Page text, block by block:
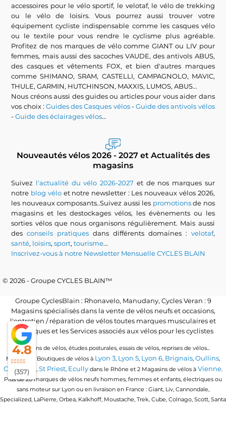
accessoires pour le vélo sportif, le velotaf, le vélo de trekking
ou le vélo de loisirs. Vous pourrez aussi trouver votre
équipement cycliste indispensable comme les casques vélo
ou le textile pour vous rendre le cyclisme plus agréable.
Profitez de nos marques de vélo comme GIANT ou LIV pour
femmes, mais aussi des sacoches VAUDE, des antivols ABUS,
des casques et vêtements FOX, et bien d'autres marques
comme SHIMANO, SRAM, CASTELLI, CAMPAGNOLO, MAVIC,
THULE, GARMIN, HUTCHINSON, MAXXIS, LUMOS, ABUS...
Nous créons aussi des guides ou articles pour vous aider dans
vos choix :Guides des Casques vélos-Guide des antivols vélos
-Guide des éclairages vélos...
Nouveautés vélos 2026 - 2027 et Actualités des
magasins
Suivez l'actualité du vélo 2026-2027 et de nos marques sur
notre blog véloet notre newsletter : Les nouveaux vélos 2026,
les nouveaux composants..Suivez aussi les promotionsde nos
magasins et les destockages vélos, les évènements ou les
sorties vélos que nous organisons régulièrement. Mais aussi
desconseils pratiques dans différents domaines : velotaf,
santé, loisirs,sport,tourisme...
Inscrivez-vous à notre Newsletter Mensuelle CYCLES BLAIN
© 2026 - Groupe CYCLES BLAIN™
Groupe CyclesBlain : Rhonavelo, Manudany, Cycles Veran : 9
Magasins spécialisés dans la vente de vélos neufs et occasions,
l'entretien / réparation de vélos toutes marques musculaires et
électriques et les Services associés aux vélos pour les cyclistes
Locations de vélos, études posturales, essais de vélos, reprises de vélos...
Magasins / Boutiques de vélos à Lyon 3, Lyon 5, Lyon 6, Brignais, Oullins,
Craponne, St Priest, Ecully dans le Rhône et 2 Magasins de vélos à Vienne.
Plus de 20 marques de vélos neufs hommes, femmes et enfants, électriques ou
sans moteur sur Lyon ou en livraison en France : Giant, Liv, Cannondale,
Specialized, LaPierre, Orbea, Kalkhoff, Moustache, Trek, Cube, Colnago, Scott, Santa
4.8
(357)